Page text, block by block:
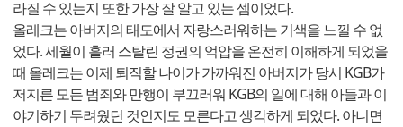
라질 수 있는지 또한 가장 잘 알고 있는 셈이었다.
올레크는 아버지의 태도에서 자랑스러워하는 기색을 느낄 수 없
었다. 세월이 흘러 스탈린 정권의 억압을 온전히 이해하게 되었을
때 올레크는 이제 퇴직할 나이가 가까워진 아버지가 당시 KGB가
저지른 모든 범죄와 만행이 부끄러워 KGB의 일에 대해 아들과 이
야기하기 두려웠던 것인지도 모른다고 생각하게 되었다. 아니면